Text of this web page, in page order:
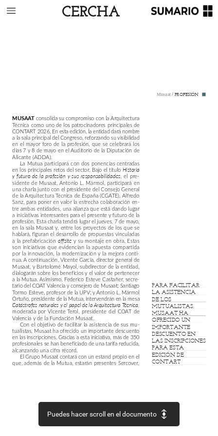
Musaat / PROFESIÓN
PARA FACILITAR
LA ASISTENCIA
DE LOS
MUTUALISTAS,
MUSAAT HA
OFRECIDO UN
IMPORTANTE
DESCUENTO EN
LAS INSCRIPCIONES
PARA ESTA
EDICIÓN DE
CONTART
MUSAAT consolida su compromiso con la Arquitectura
Técnica como unode los patrocinadores principales de
CONTART 2026. En estaedición, laentidaddaránombre
a la salaprincipaldelCongreso, reforzando suvisibilidad
en el mayor foro de la profesión, que se celebrará los
días7 y8 de mayo enelAuditorio de la Diputación de
Alicante (ADDA).
La Mutua participará con dos ponencias centradas
en los principalesretos delsector. Bajo el título Historia
y futuro de la profesión y sus responsabilidades, el pre-
sidente de Musaat, Antonio L. Mármol, participará en
unacharla juntocon el presidente del Consejo General
de la ArquitecturaTécnica de España (CGATE), Alfredo
Sanz, para poner en valor la estrecha colaboración en-
tre ambas entidades, una alianza que está dando lugar
a iniciativas interesantes para el presenteyfuturo de la
profesión. Estacharlatendrá lugarel jueves, 7de mayo,
en la sala Musaat y, entre los proyectos de los que se
hablará, figuran el desarrollo de propuestas vinculadas
a la prefabricación offsite y su montaje en obra. Estas
son iniciativas que evidencian la apuesta compartida
por la innovación, la modernización y la mejora conti-
nua.Acontinuación,Vicente García, director general de
Musaat, y Bartolomé Mayol, subdirector de la entidad,
dialogarán sobre losbeneficiosy el valor de pertenecer
a la Mutua.Asimismo, Federico Esteve Castañer, secre-
tariodelCOATValenciayconsejero de Musaat; Santiago
Tormo Esteve, profesor de la UPV; yAntonio L.
Mármol
Ortuño, presidente de la Mutua,intervendrán en la mesa
Catástrofes naturales yel papel de la Arquitectura Técnica,
moderada por Vicente Terol, presidente del COAT de
Valencia yde la Fundación Musaat.
Con el objetivo de facilitar la asistencia de sus mu-
tualistas, Musaathaofrecido unimportante descuento
en lasinscripciones.Gracias aestainiciativa, másde350
profesionales sehan beneficiadodeunatarifareducida,
alcanzando unacifra récord.
El Grupo Musaatcontará con un estandpropioen el
que, además de la Mutua, estarán presentes Sercover,
Puedes hacer scroll en el documento